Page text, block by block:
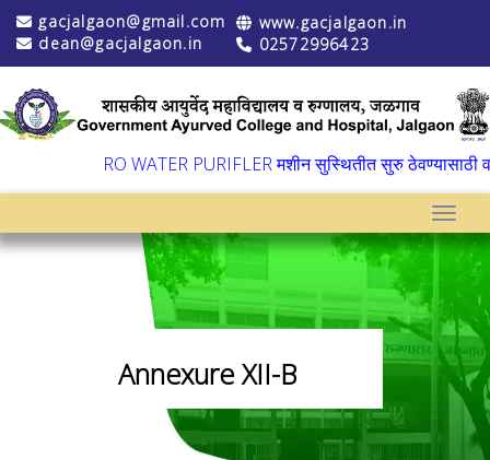
gacjalgaon@gmail.com
dean@gacjalgaon.in
www.gacjalgaon.in
02572996423
RO WATER PURIFLER मशीन सुस्थितीत सुरु ठेवण्यासाठी
Annexure XII-B